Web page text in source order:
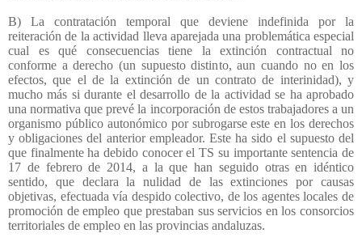
B) La contratación temporal que deviene indefinida por la
reiteración de la actividad lleva aparejada una problemática especial
cual es qué consecuencias tiene la extinción contractual no
conforme a derecho (un supuesto distinto, aun cuando no en los
efectos, que el de la extinción de un contrato de interinidad), y
mucho más si durante el desarrollo de la actividad se ha aprobado
una normativa que prevé la incorporación de estos trabajadores a un
organismo público autonómico por subrogarse este en los derechos
y obligaciones del anterior empleador. Este ha sido el supuesto del
que finalmente ha debido conocer el TS su importante sentencia de
17 de febrero de 2014, a la que han seguido otras en idéntico
sentido, que declara la nulidad de las extinciones por causas
objetivas, efectuada vía despido colectivo, de los agentes locales de
promoción de empleo que prestaban sus servicios en los consorcios
territoriales de empleo en las provincias andaluzas.